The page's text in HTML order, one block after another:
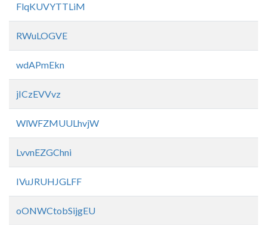
FlqKUVYTTLiM
RWuLOGVE
wdAPmEkn
jICzEVVvz
WlWFZMUULhvjW
LvvnEZGChni
IVuJRUHJGLFF
oONWCtobSijgEU